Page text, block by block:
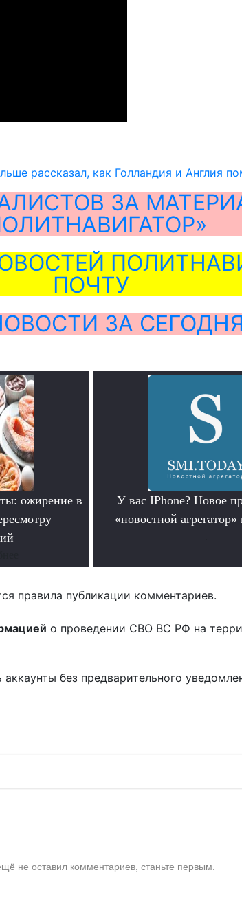
рассказал, как Голландия и Англия
ЗА
ПОЧТУ
ЗА
ожирение в
У вас IPhone? Новое
«новостной
правила публикации комментариев.
о проведении СВО ВС РФ на
без предварительного
не оставил комментариев, станьте первым.